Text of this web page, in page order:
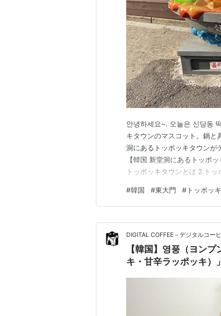
안녕하세요~. 오늘은 신당동
キタウンのマスコット。鍋と
洞にあるトッポッキタウンが
【韓国 新堂洞にあるトッポ
トッポッキタウンとは 2.ト
（신당동 떡볶이타운）は、
ポッキ…
#韓国 #東大門 # トッポッキ
DIGITAL COFFEE－デジタルコー
【韓国】영풍（ヨン
キ・甘辛ラッポッキ）